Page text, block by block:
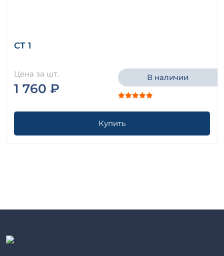
СТ 1
Цена за шт.
1 760 ₽
В наличии
Купить